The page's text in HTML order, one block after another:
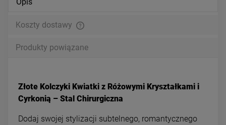
Koszty dostawy
Produkty powiązane
Złote Kolczyki Kwiatki z Różowymi Kryształkami i
Cyrkonią – Stal Chirurgiczna
Dodaj swojej stylizacji subtelnego, romantycznego